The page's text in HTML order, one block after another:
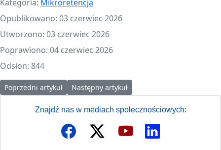
Kategoria: Mikroretencja
Opublikowano: 03 czerwiec 2026
Utworzono: 03 czerwiec 2026
Poprawiono: 04 czerwiec 2026
Odsłon: 844
Poprzedni artykuł: Mikroretencja – środki wciąż czekają na
Poprzedni artykuł Następny artykuł: Dokumentacja naboru
Następny artykuł
Znajdź nas w mediach społecznościowych: